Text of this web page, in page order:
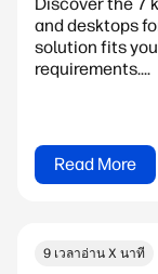
and desktops
solution fits
requirements....
Read More
9 เวลาอ่าน X นาที